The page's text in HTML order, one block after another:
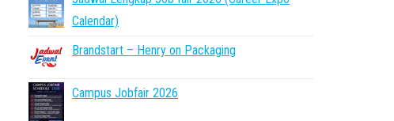
Calendar)
Brandstart – Henry on Packaging
Campus Jobfair 2026